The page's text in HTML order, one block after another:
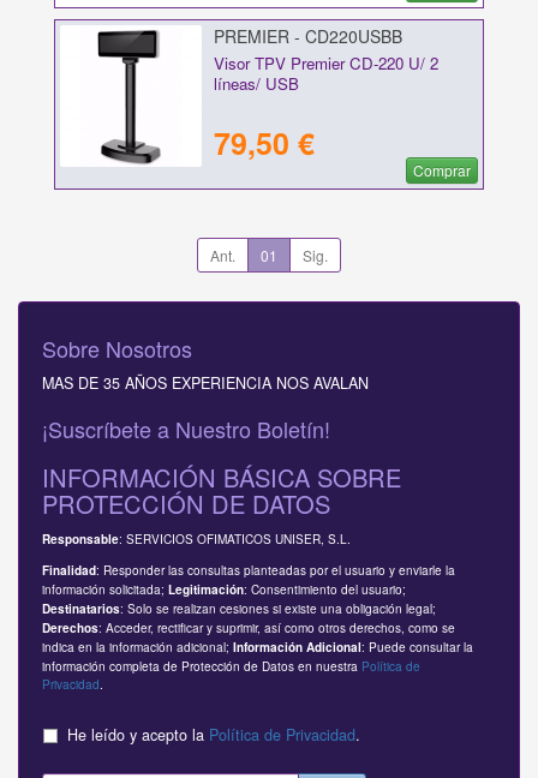
PREMIER - CD220USBB
Visor TPV Premier CD-220 U/ 2
líneas/ USB
79,50 €
Comprar
Ant. 01 Sig.
Sobre Nosotros
MAS DE 35 AÑOS EXPERIENCIA NOS AVALAN
¡Suscríbete a Nuestro Boletín!
INFORMACIÓN BÁSICA SOBRE
PROTECCIÓN DE DATOS
Responsable: SERVICIOS OFIMATICOS UNISER, S.L.
Finalidad: Responder las consultas planteadas por el usuario y enviarle la
información solicitada; Legitimación: Consentimiento del usuario;
Destinatarios: Solo se realizan cesiones si existe una obligación legal;
Derechos: Acceder, rectificar y suprimir, así como otros derechos, como se
indica en la información adicional; Información Adicional: Puede consultar la
información completa de Protección de Datos en nuestra Política de
Privacidad
He leído y acepto la Política de Privacidad.